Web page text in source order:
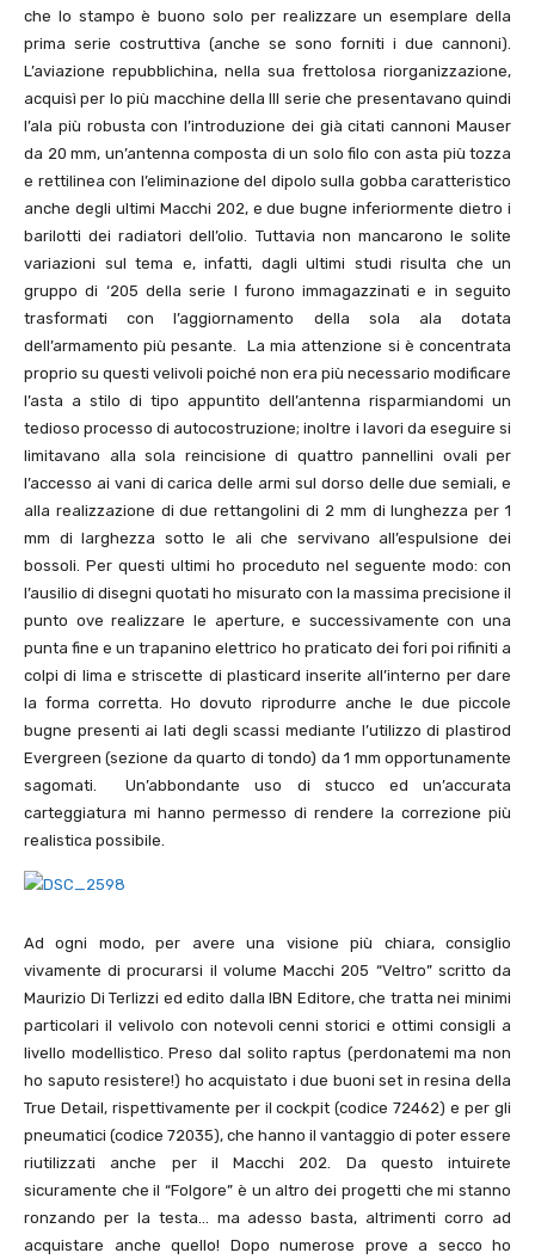
che lo stampo è buono solo per realizzare un esemplare della
prima serie costruttiva (anche se sono forniti i due cannoni).
L’aviazione repubblichina, nella sua frettolosa riorganizzazione,
acquisì per lo più macchine della III serie che presentavano quindi
l’ala più robusta con l’introduzione dei già citati cannoni Mauser
da 20 mm, un’antenna composta di un solo filo con asta più tozza
e rettilinea con l’eliminazione del dipolo sulla gobba caratteristico
anche degli ultimi Macchi 202, e due bugne inferiormente dietro i
barilotti dei radiatori dell’olio. Tuttavia non mancarono le solite
variazioni sul tema e, infatti, dagli ultimi studi risulta che un
gruppo di ‘205 della serie I furono immagazzinati e in seguito
trasformati con l’aggiornamento della sola ala dotata
dell’armamento più pesante. La mia attenzione si è concentrata
proprio su questi velivoli poiché non era più necessario modificare
l’asta a stilo di tipo appuntito dell’antenna risparmiandomi un
tedioso processo di autocostruzione; inoltre i lavori da eseguire si
limitavano alla sola reincisione di quattro pannellini ovali per
l’accesso ai vani di carica delle armi sul dorso delle due semiali, e
alla realizzazione di due rettangolini di 2 mm di lunghezza per 1
mm di larghezza sotto le ali che servivano all’espulsione dei
bossoli. Per questi ultimi ho proceduto nel seguente modo: con
l’ausilio di disegni quotati ho misurato con la massima precisione il
punto ove realizzare le aperture, e successivamente con una
punta fine e un trapanino elettrico ho praticato dei fori poi rifiniti a
colpi di lima e striscette di plasticard inserite all’interno per dare
la forma corretta. Ho dovuto riprodurre anche le due piccole
bugne presenti ai lati degli scassi mediante l’utilizzo di plastirod
Evergreen (sezione da quarto di tondo) da 1 mm opportunamente
sagomati. Un’abbondante uso di stucco ed un’accurata
carteggiatura mi hanno permesso di rendere la correzione più
realistica possibile.
Ad ogni modo, per avere una visione più chiara, consiglio
vivamente di procurarsi il volume Macchi 205 “Veltro” scritto da
Maurizio Di Terlizzi ed edito dalla IBN Editore, che tratta nei minimi
particolari il velivolo con notevoli cenni storici e ottimi consigli a
livello modellistico. Preso dal solito raptus (perdonatemi ma non
ho saputo resistere!) ho acquistato i due buoni set in resina della
True Detail, rispettivamente per il cockpit (codice 72462) e per gli
pneumatici (codice 72035), che hanno il vantaggio di poter essere
riutilizzati anche per il Macchi 202. Da questo intuirete
sicuramente che il “Folgore” è un altro dei progetti che mi stanno
ronzando per la testa… ma adesso basta, altrimenti corro ad
acquistare anche quello! Dopo numerose prove a secco ho